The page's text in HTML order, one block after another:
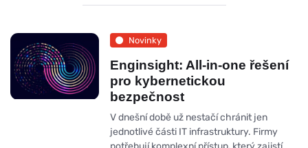
Novinky
Enginsight: All-in-one řešení
pro kybernetickou
bezpečnost
V dnešní době už nestačí chránit jen
jednotlivé části IT infrastruktury. Firmy